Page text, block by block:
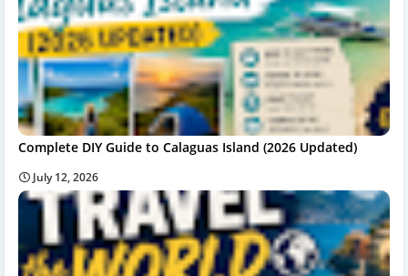
Complete DIY Guide to Calaguas Island (2026 Updated)
July 12, 2026